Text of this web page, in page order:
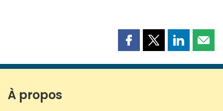
Partager
page
Partager
page
Partager
page page
À propos